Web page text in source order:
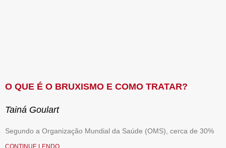
O QUE É O BRUXISMO E COMO TRATAR?
Tainá Goulart
Segundo a Organização Mundial da Saúde (OMS), cerca de 30%